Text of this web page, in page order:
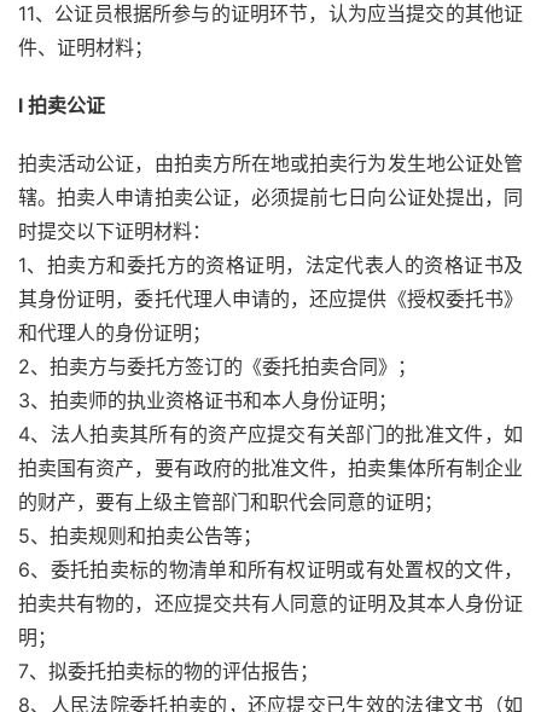
11、公证员根据所参与的证明环节，认为应当提交的其他证
件、证明材料；
l 拍卖公证
拍卖活动公证，由拍卖方所在地或拍卖行为发生地公证处管
辖。拍卖人申请拍卖公证，必须提前七日向公证处提出，同
时提交以下证明材料：
1、拍卖方和委托方的资格证明，法定代表人的资格证书及
其身份证明，委托代理人申请的，还应提供《授权委托书》
和代理人的身份证明；
2、拍卖方与委托方签订的《委托拍卖合同》；
3、拍卖师的执业资格证书和本人身份证明；
4、法人拍卖其所有的资产应提交有关部门的批准文件，如
拍卖国有资产，要有政府的批准文件，拍卖集体所有制企业
的财产，要有上级主管部门和职代会同意的证明；
5、拍卖规则和拍卖公告等；
6、委托拍卖标的物清单和所有权证明或有处置权的文件，
拍卖共有物的，还应提交共有人同意的证明及其本人身份证
明；
7、拟委托拍卖标的物的评估报告；
8、人民法院委托拍卖的，还应提交已生效的法律文书（如